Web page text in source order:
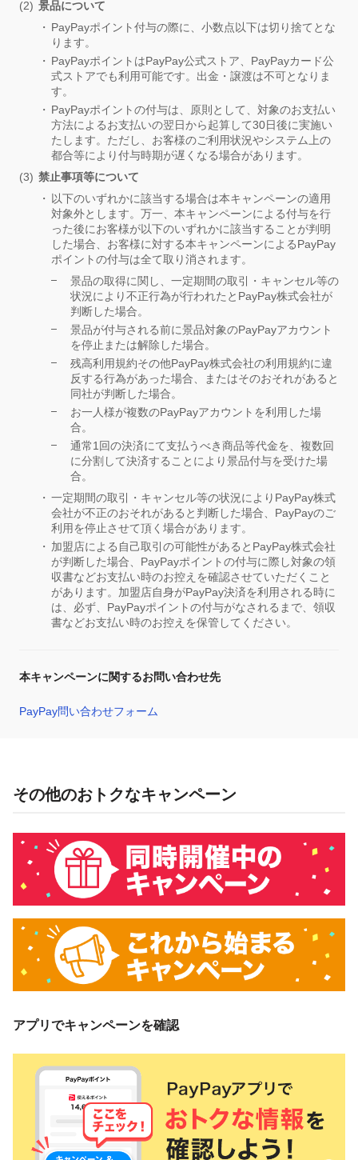
景品について
PayPayポイント付与の際に、小数点以下は切り捨てとな
ります。
PayPayポイントはPayPay公式ストア、PayPayカード公
式ストアでも利用可能です。出金・譲渡は不可となりま
す。
PayPayポイントの付与は、原則として、対象のお支払い
方法によるお支払いの翌日から起算して30日後に実施い
たします。ただし、お客様のご利用状況やシステム上の
都合等により付与時期が遅くなる場合があります。
禁止事項等について
以下のいずれかに該当する場合は本キャンペーンの適用
対象外とします。万一、本キャンペーンによる付与を行
った後にお客様が以下のいずれかに該当することが判明
した場合、お客様に対する本キャンペーンによるPayPay
ポイントの付与は全て取り消されます。
景品の取得に関し、一定期間の取引・キャンセル等の
状況により不正行為が行われたとPayPay株式会社が
判断した場合。
景品が付与される前に景品対象のPayPayアカウント
を停止または解除した場合。
残高利用規約その他PayPay株式会社の利用規約に違
反する行為があった場合、またはそのおそれがあると
同社が判断した場合。
お一人様が複数のPayPayアカウントを利用した場
合。
通常1回の決済にて支払うべき商品等代金を、複数回
に分割して決済することにより景品付与を受けた場
合。
一定期間の取引・キャンセル等の状況によりPayPay株式
会社が不正のおそれがあると判断した場合、PayPayのご
利用を停止させて頂く場合があります。
加盟店による自己取引の可能性があるとPayPay株式会社
が判断した場合、PayPayポイントの付与に際し対象の領
収書などお支払い時のお控えを確認させていただくこと
があります。加盟店自身がPayPay決済を利用される時に
は、必ず、PayPayポイントの付与がなされるまで、領収
書などお支払い時のお控えを保管してください。
本キャンペーンに関するお問い合わせ先
PayPay問い合わせフォーム
その他のおトクなキャンペーン
アプリでキャンペーンを確認